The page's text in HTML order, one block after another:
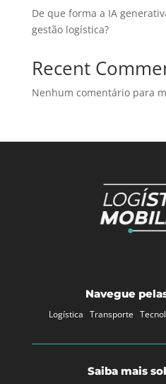
De que forma a IA
gestão logística?
Recent
Nenhum comentário para
Navegue
Logística Transporte
Saiba mais